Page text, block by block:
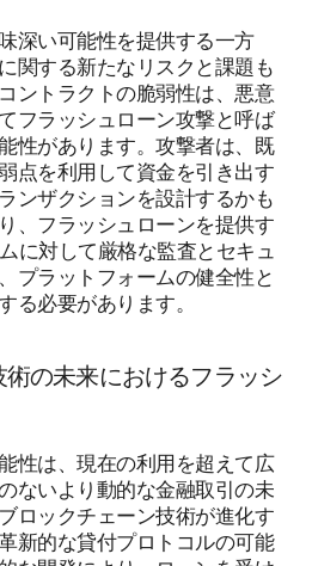
深い可能性を提供する一方
関する新たなリスクと課題も
ントラクトの脆弱性は、悪意
フラッシュローン攻撃と呼ば
性があります。攻撃者は、既
点を利用して資金を引き出す
ンザクションを設計するかも
、フラッシュローンを提供す
に対して厳格な監査とセキュ
プラットフォームの健全性と
る必要があります。
の未来におけるフラッシ
性は、現在の利用を超えて広
ないより動的な金融取引の未
ロックチェーン技術が進化す
新的な貸付プロトコルの可能